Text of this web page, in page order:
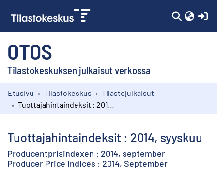
OTOS
Tilastokeskuksen julkaisut verkossa
Kokoelmat
Etusivu Tilastokeskus
Tilastojulkaisut
Tuottajahintaindeksit : 2014, syyskuu
Producentprisindexen : 2014, september
Producer Price Indices : 2014, September